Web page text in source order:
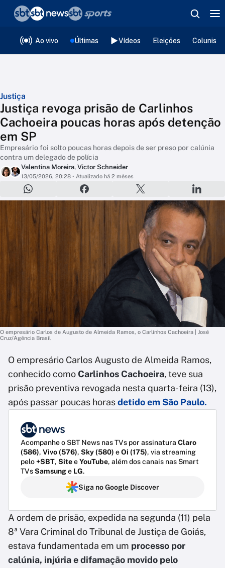
Ao vivo Últimas Vídeos Eleições
Justiça
Justiça revoga prisão de Carlinhos
Cachoeira poucas horas após detenção
em SP
Empresário foi solto poucas horas depois de ser preso por calúnia
contra um delegado de polícia
Valentina Moreira, Victor Schneider
13/05/2026, 20:28 • Atualizado há 2 mêses
O empresário Carlos de Augusto de Almeida Ramos, o Carlinhos Cachoeira | José
Cruz/Agência Brasil
O empresário Carlos Augusto de Almeida Ramos,
conhecido comoCarlinhos Cachoeira, teve sua
prisão preventiva revogada nesta quarta-feira (13),
após passar poucas horasdetido em São Paulo.
Acompanhe o SBT News nas TVs por assinatura Claro
(586), Vivo (576), Sky (580) eOi (175), via streaming
pelo+SBT, SiteeYouTube, além dos canais nas Smart
TVsSamsunge LG.
Siga no Google Discover
A ordem de prisão, expedida na segunda (11) pela
8ª Vara Criminal do Tribunal de Justiça de Goiás,
estava fundamentada em um processo por
calúnia, injúria e difamação movido pelo
❮voltar
Editorias